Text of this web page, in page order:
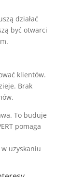
działać
być otwarci
klientów.
Brak
To buduje
pomaga
uzyskaniu